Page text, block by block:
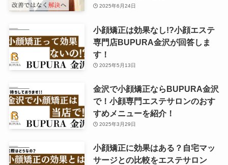
2025年6月24日
小顔矯正は効果なし!?小顔エステ
専門店BUPURA金沢が回答しま
す！
2025年5月13日
金沢で小顔矯正ならBUPURA金沢
で！小顔専門エステサロンのおす
すめメニューを紹介！
2025年3月29日
小顔矯正に効果はある？自宅マッ
サージとの比較をエステサロン